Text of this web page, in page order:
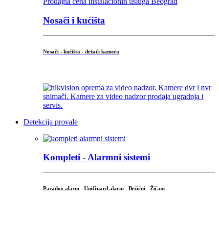
Nosači i kućišta
Nosači - kućišta - držači kamera
Detekcija provale
Kompleti - Alarmni sistemi
Paradox alarm - UniGuard alarm - Bežični - Žičani